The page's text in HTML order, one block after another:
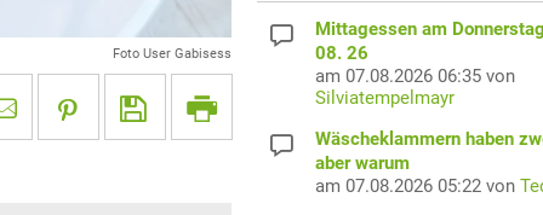
Foto User Gabisess
Mittagessen am
08. 26
am 07.08.2026 06:35 von
Silviatempelmayr
Wäscheklammern haben
aber warum
am 07.08.2026 05:22 von